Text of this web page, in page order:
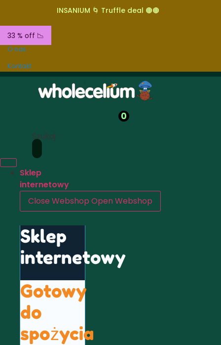
INSANIUM 🌀 Truffle deal 🟤🟤
33 % off 📉
O nas
Kontakt
0
Szukaj
Sklep
internetowy
Close Webshop Open Webshop
Sklep
internetowy
Gotowy
do
spożycia